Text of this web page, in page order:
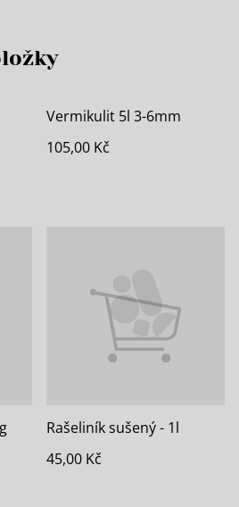
Vermikulit 5l 3-6mm
105,00 Kč
Rašeliník sušený - 1l
45,00 Kč